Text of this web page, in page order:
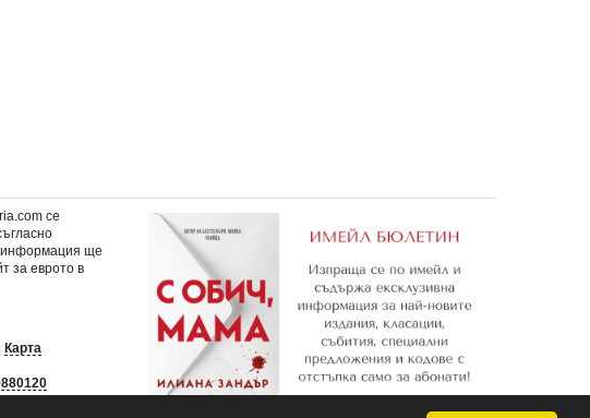
се
информация ще
за еврото в
|Карта